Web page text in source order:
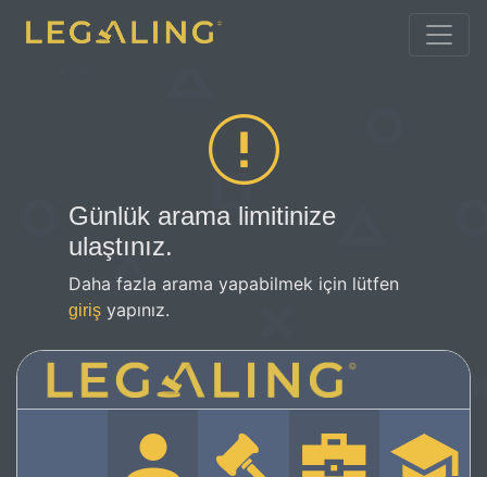
Günlük arama limitinize
ulaştınız.
Daha fazla arama yapabilmek için lütfen
giriş yapınız.